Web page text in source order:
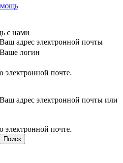
с нами
Ваш адрес электронной почты
Ваше логин
электронной почте.
Ваш адрес электронной почты или
электронной почте.